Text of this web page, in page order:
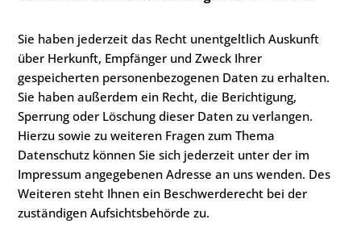
Sie haben jederzeit das Recht unentgeltlich Auskunft
über Herkunft, Empfänger und Zweck Ihrer
gespeicherten personenbezogenen Daten zu erhalten.
Sie haben außerdem ein Recht, die Berichtigung,
Sperrung oder Löschung dieser Daten zu verlangen.
Hierzu sowie zu weiteren Fragen zum Thema
Datenschutz können Sie sich jederzeit unter der im
Impressum angegebenen Adresse an uns wenden. Des
Weiteren steht Ihnen ein Beschwerderecht bei der
zuständigen Aufsichtsbehörde zu.